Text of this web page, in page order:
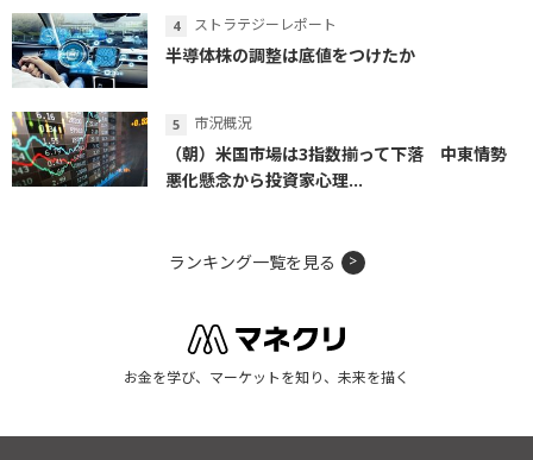
ストラテジーレポート
半導体株の調整は底値をつけたか
市況概況
（朝）米国市場は3指数揃って下落 中東情勢
悪化懸念から投資家心理...
ランキング一覧を見る
お金を学び、マーケットを知り、未来を描く